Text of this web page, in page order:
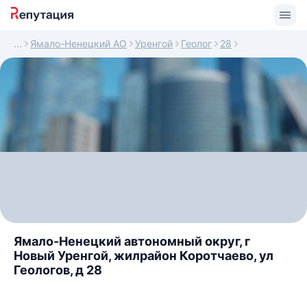
Ямало-Ненецкий АО Уренгой Геолог 28
Ямало-Ненецкий автономный округ, г
Новый Уренгой, жилрайон Коротчаево, ул
Геологов, д 28